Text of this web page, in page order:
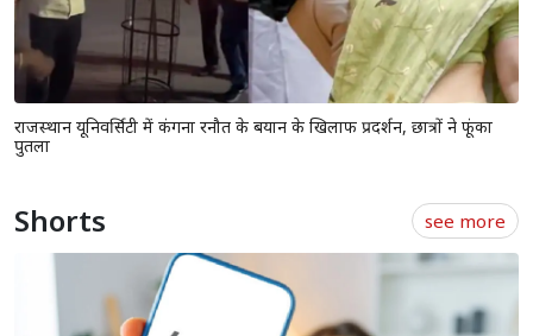
राजस्थान यूनिवर्सिटी में कंगना रनौत के बयान के खिलाफ प्रदर्शन, छात्रों ने फूंका
पुतला
Shorts see more